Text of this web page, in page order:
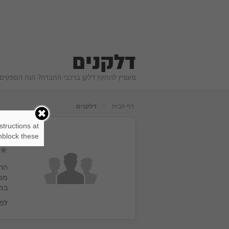
דלקנים
מעוניין להתקין דלקן ברכבי החברה? הנה
דף הבית דלקנים
at
these.